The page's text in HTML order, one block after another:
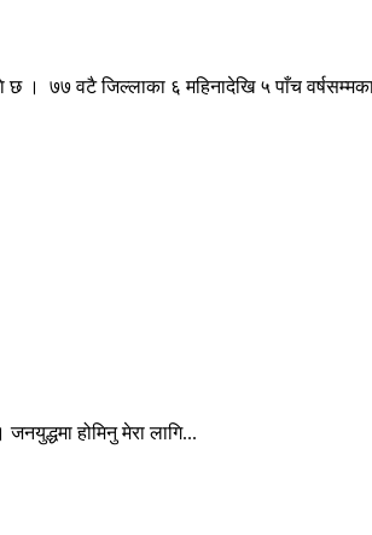
। ७७ वटै जिल्लाका ६ महिनादेखि ५ पाँच वर्षसम्मका
होमिनु मेरा लागि...